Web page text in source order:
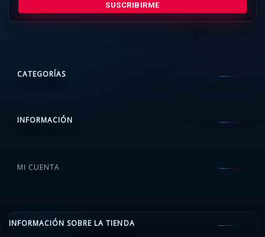
SUSCRIBIRME
CATEGORÍAS
INFORMACIÓN
MI CUENTA
INFORMACIÓN SOBRE LA TIENDA